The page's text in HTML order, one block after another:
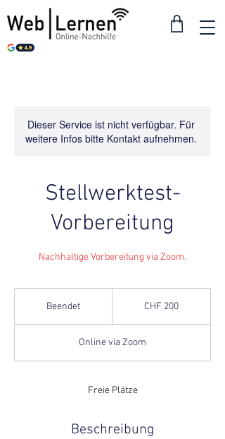
Dieser Service ist nicht verfügbar. Für
weitere Infos bitte Kontakt aufnehmen.
Stellwerktest-
Vorbereitung
Nachhaltige Vorbereitung via Zoom.
Beendet
n
d
CHF 200
Online via Zoom
Freie Plätze
Beschreibung